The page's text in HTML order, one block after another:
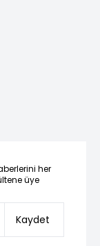
her
üye
Kaydet